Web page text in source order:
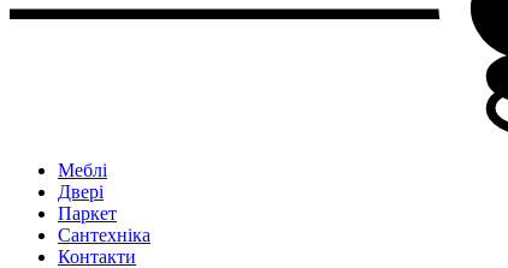
Меблі
Двері
Паркет
Сантехніка
Контакти